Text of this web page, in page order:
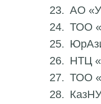
АО
ТОО
НТЦ
ТОО